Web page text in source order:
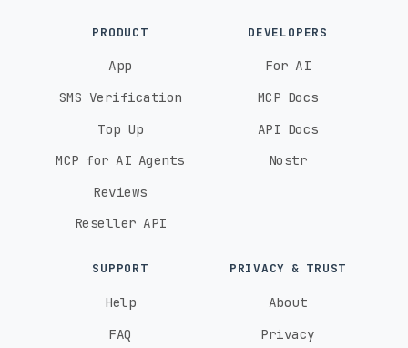
PRODUCT
App
SMS Verification
Top Up
MCP for AI Agents
Reviews
Reseller API
DEVELOPERS
For AI
MCP Docs
API Docs
Nostr
SUPPORT
Help
FAQ
PRIVACY & TRUST
About
Privacy